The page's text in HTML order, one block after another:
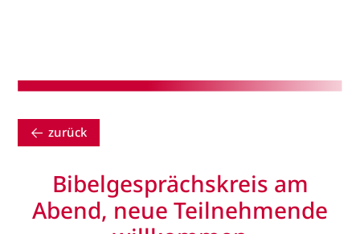
zurück
Bibelgesprächskreis am
Abend, neue Teilnehmende